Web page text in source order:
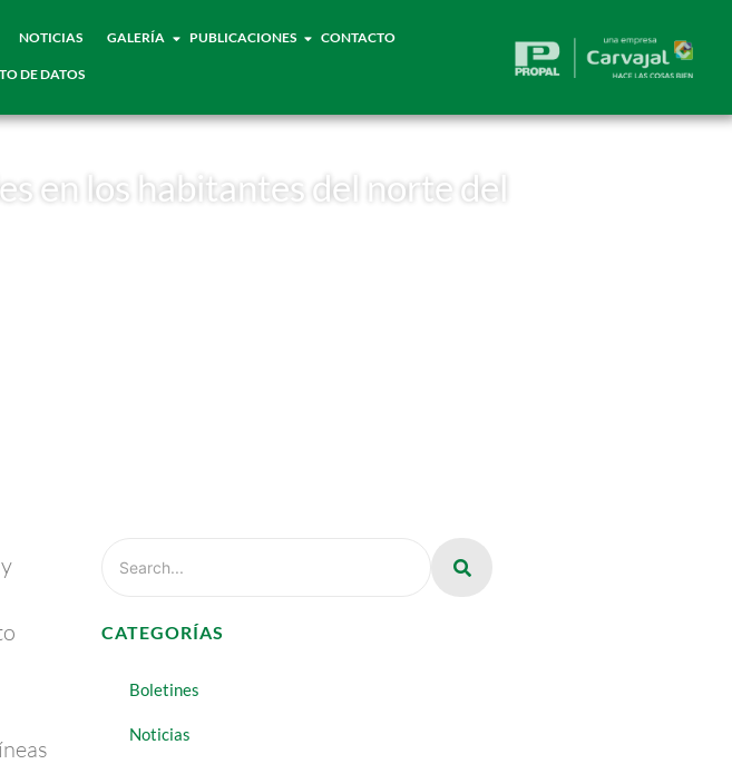
NOTICIAS GALERÍA PUBLICACIONES CONTACTO
DE DATOS
en los habitantes del norte del
CATEGORÍAS
Boletines
Noticias